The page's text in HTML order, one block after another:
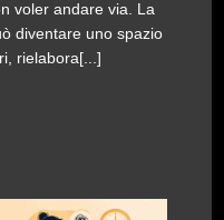
voler andare via. La
diventare uno spazio
rielabora[...]